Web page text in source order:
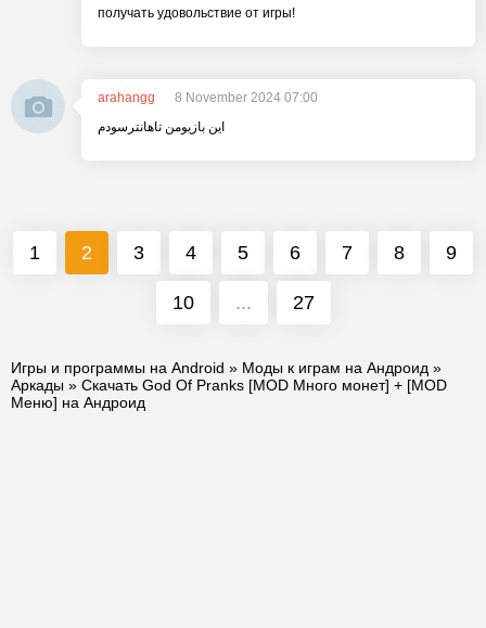
получать удовольствие от игры!
arahangg
8 November 2024 07:00
این بازیومن تاهانترسودم
1 2 3 4 5 6 7 8 9
10 ... 27
Игры и программы на Android » Моды к играм на Андроид »
Аркады » Скачать God Of Pranks [MOD Много монет] + [MOD
Меню] на Андроид